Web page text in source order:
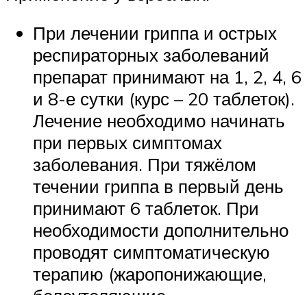
При лечении гриппа и острых
респираторных заболеваний
препарат принимают на 1, 2, 4, 6
и 8-е сутки (курс – 20 таблеток).
Лечение необходимо начинать
при первых симптомах
заболевания. При тяжёлом
течении гриппа в первый день
принимают 6 таблеток. При
необходимости дополнительно
проводят симптоматическую
терапию (жаропонижающие,